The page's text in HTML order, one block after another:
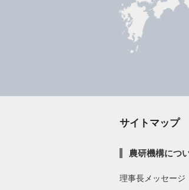
サイトマップ
農研機構につ
理事長メッセージ